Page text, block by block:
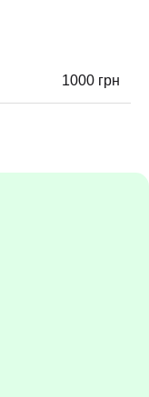
1000 грн